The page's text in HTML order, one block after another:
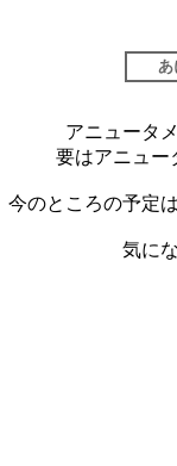
あ
アニュータ
要はアニュー
今のところの予定
気に